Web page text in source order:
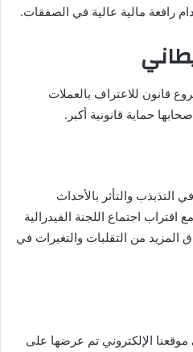
رافعة مالية عالية في الصفقات.
قانون للاعتراف بالعملات
حماية قانونية أكبر.
والتأثر بالأحداث
اقتراب اجتماع اللجنة الفيدرالية
المزيد من التقلبات والتغيرات في
الإلكتروني تم عرضها على